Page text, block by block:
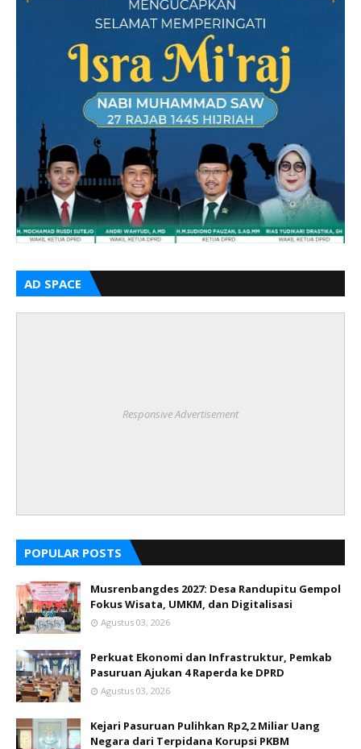
AD SPACE
Responsive Advertisement
POPULAR POSTS
Musrenbangdes 2027: Desa Randupitu Gempol
Fokus Wisata, UMKM, dan Digitalisasi
Agustus 03, 2026
Perkuat Ekonomi dan Infrastruktur, Pemkab
Pasuruan Ajukan 4 Raperda ke DPRD
Agustus 03, 2026
Kejari Pasuruan Pulihkan Rp2,2 Miliar Uang
Negara dari Terpidana Korupsi PKBM